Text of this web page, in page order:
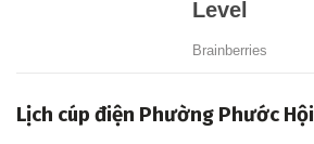
Lịch cúp điện Phường Phước Hội